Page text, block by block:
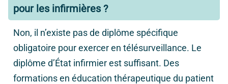
pour les infirmières ?
Non, il n’existe pas de diplôme spécifique
obligatoire pour exercer en télésurveillance. Le
diplôme d’État infirmier est suffisant. Des
formations en éducation thérapeutique du patient